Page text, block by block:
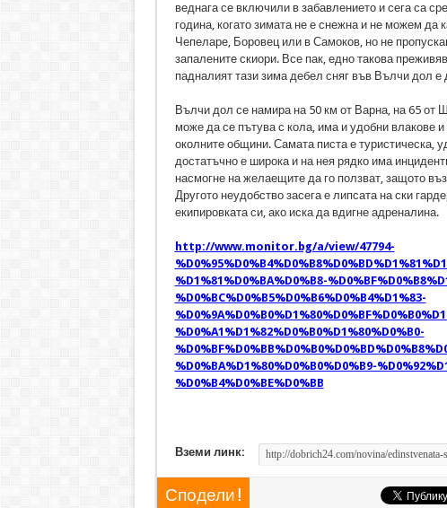
веднага се включили в забавлението и сега са
година, когато зимата не е снежна и не можем
Чепеларе, Боровец или в Самоков, но не
запалените скиори. Все пак, едно такова
падналият тази зима дебел сняг във Вълчи дол
Вълчи дол се намира на 50 км от Варна, на 65 от
може да се пътува с кола, има и удобни влакове и
околните общини. Самата писта е туристическа,
достатъчно е широка и на нея рядко има
насмогне на желаещите да го ползват, защото
Другото неудобство засега е липсата на ски
екипировката си, ако иска да вдигне адреналина.
http://www.monitor.bg/a/view/47794-
%D1%81%D0%BA%D0%B8-
%D0%BC%D0%B5%D0%B6%D0%B4%D1%83-
%D0%A1%D1%82%D0%B0%D1%80%D0%B0-
%D0%BA%D1%80%D0%B0%D0%B9-
%D0%B4%D0%BE%D0%BB
Вземи линк:
Сподели !